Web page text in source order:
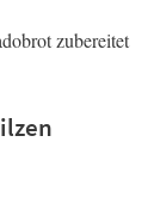
zubereitet